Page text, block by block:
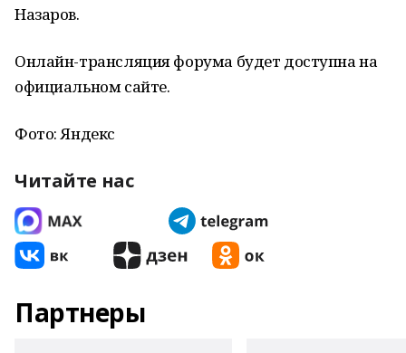
Назаров.
Онлайн-трансляция форума будет доступна на
официальном сайте.
Фото: Яндекс
Читайте нас
Партнеры